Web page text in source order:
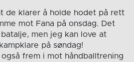
de klarer å holde hodet på rett
mot Fana på onsdag. Det
men jeg kan love at
på søndag!
frem i mot håndballtrening